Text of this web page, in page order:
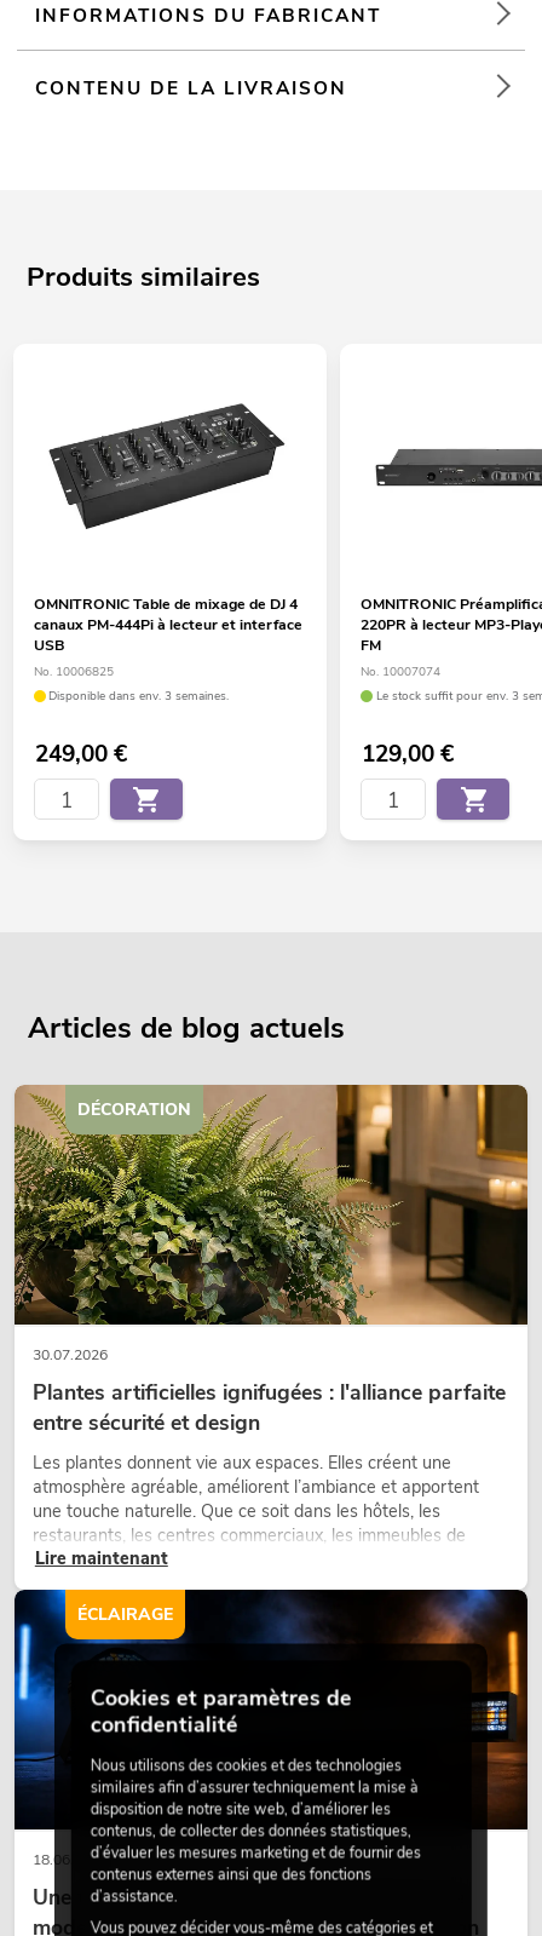
INFORMATIONS DU FABRICANT
CONTENU DE LA LIVRAISON
Produits similaires
OMNITRONIC Table de mixage de DJ 4
canaux PM-444Pi à lecteur et interface
USB
No. 10006825
Disponible dans env. 3 semaines.
249,00€
OMNITRONIC
220PR à lecteur MP3-
FM
No. 10007074
Le stock suffit pour env. 3
129,00€
Articles de blog actuels
30.07.2026
Plantes artificielles ignifugées : l'alliance parfaite
entre sécurité et design
Les plantes donnent vie aux espaces. Elles créent une
atmosphère agréable, améliorent l’ambiance et apportent
une touche naturelle. Que ce soit dans les hôtels, les
restaurants, les centres commerciaux, les immeubles de
bureaux ou sur les stands d’exposition, une végétalisation de
qualité fait depuis longtemps partie intégrante des concepts
d’aménagement modernes.
Lire maintenant
DÉCORATION
18.06.2026
Une touche rétro dans un design d'éclairage
moderne : pourquoi la lumière chaude fait son
ÉCLAIRAGE
Cookies et paramètres de
confidentialité
Nous utilisons des cookies et des technologies
similaires afin d’assurer techniquement la mise à
disposition de notre site web, d’améliorer les
contenus, de collecter des données statistiques,
d’évaluer les mesures marketing et de fournir des
contenus externes ainsi que des fonctions
d’assistance.
Vous pouvez décider vous-même des catégories et